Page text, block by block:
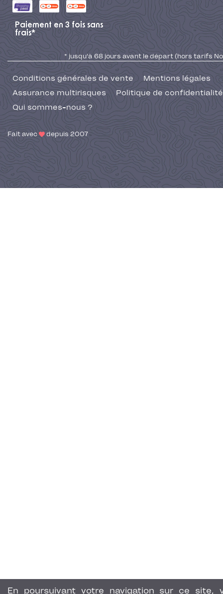
En poursuivant votre navigation sur ce site,
Paiement en 3 fois sans
frais*
* jusqu'à 68 jours avant le départ (hors tarifs No
Conditions générales de vente
Mentions légales
Assurance multirisques
Politique de confidentialité
Qui sommes-nous ?
Fait avec depuis 2007